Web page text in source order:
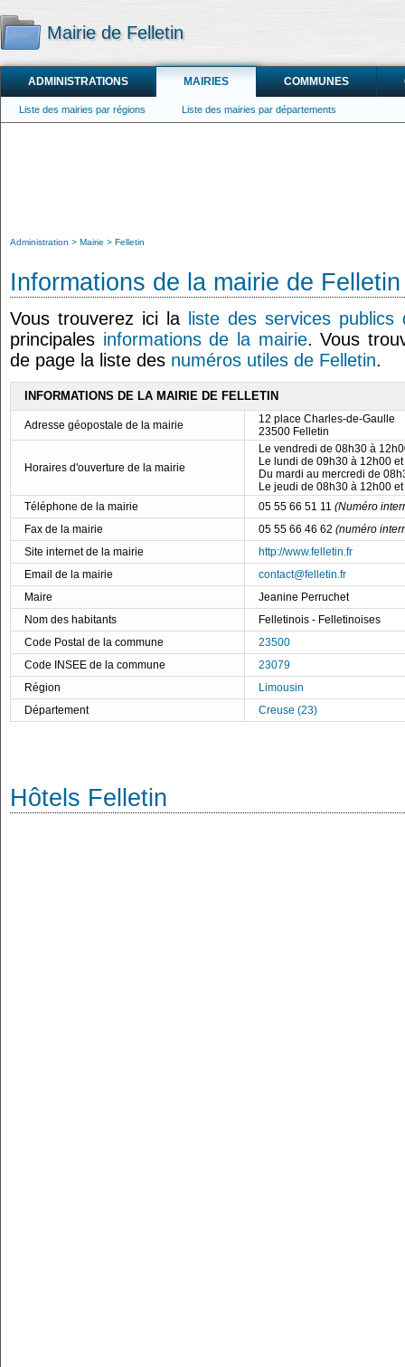
Mairie de Felletin
ADMINISTRATIONS MAIRIES COMMUNES
Liste des mairies par régions Liste des mairies par départements
Administration Mairie Felletin
Informations de la mairie de Felletin
Vous trouverez ici la
liste des services publics
principales informations de la mairie. Vous
de page la liste des numéros utiles de Felletin.
INFORMATIONS DE LA MAIRIE DE FELLETIN
Adresse géopostale de la mairie
12 place Charles-de-Gaulle
23500 Felletin
Horaires d'ouverture de la mairie
Le vendredi de 08h30 à
Le lundi de 09h30 à 12h00
Du mardi au mercredi de
Le jeudi de 08h30 à 12h00
Téléphone de la mairie
05 55 66 51 11 (Numéro
Fax de la mairie
05 55 66 46 62 (numéro
Site internet de la mairie
http://www.felletin.fr
Email de la mairie
contact@felletin.fr
Maire
Jeanine Perruchet
Nom des habitants
Felletinois - Felletinoises
Code Postal de la commune
23500
Code INSEE de la commune
23079
Région
Limousin
Département
Creuse (23)
Hôtels Felletin